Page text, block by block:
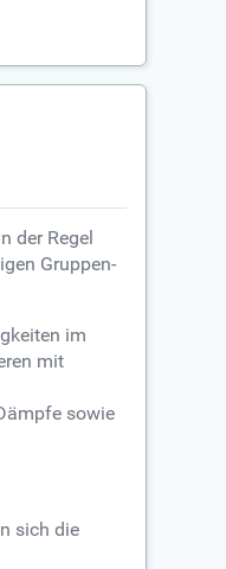
der Regel
Gruppen-
im
mit
sowie
sich die